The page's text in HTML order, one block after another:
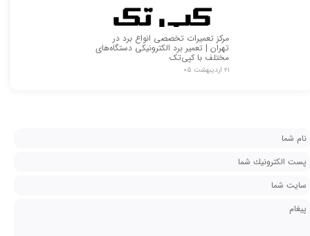
مرکز تعمیرات تخصصی انواع برد در
تهران | تعمیر برد الکترونیکی دستگاه‌های
مختلف با کپی‌تک
۲۱ اردیبهشت ۰۵